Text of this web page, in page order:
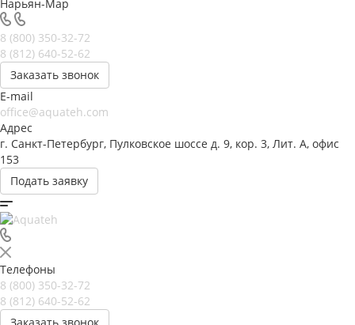
Нарьян-Мар
8 (800) 350-32-72
8 (812) 640-52-62
Заказать звонок
E-mail
office@aquateh.com
Адрес
г. Санкт-Петербург, Пулковское шоссе д. 9, кор. 3, Лит. А, офис
153
Подать заявку
Телефоны
8 (800) 350-32-72
8 (812) 640-52-62
Заказать звонок